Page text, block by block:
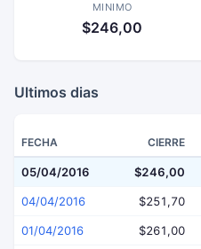
MINIMO
$246,00
Ultimos dias
FECHA CIERRE
05/04/2016 $246,00
04/04/2016 $251,70
01/04/2016 $261,00